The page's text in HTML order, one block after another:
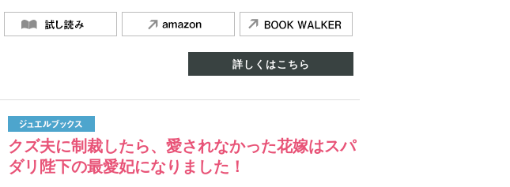
詳しくはこちら
クズ夫に制裁したら、愛されなかった花嫁はスパ
ダリ陛下の最愛妃になりました！